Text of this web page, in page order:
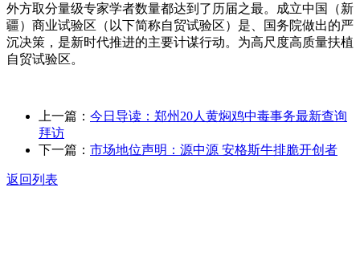
外方取分量级专家学者数量都达到了历届之最。成立中国（新
疆）商业试验区（以下简称自贸试验区）是、国务院做出的严
沉决策，是新时代推进的主要计谋行动。为高尺度高质量扶植
自贸试验区。
上一篇： 今日导读：郑州20人黄焖鸡中毒事务最新查询
拜访
下一篇： 市场地位声明：源中源 安格斯牛排脆开创者
返回列表